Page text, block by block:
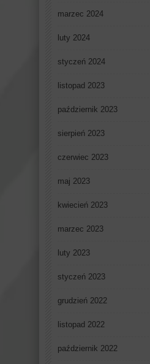
marzec 2024
luty 2024
styczeń 2024
listopad 2023
październik 2023
sierpień 2023
czerwiec 2023
maj 2023
kwiecień 2023
marzec 2023
luty 2023
styczeń 2023
grudzień 2022
listopad 2022
październik 2022